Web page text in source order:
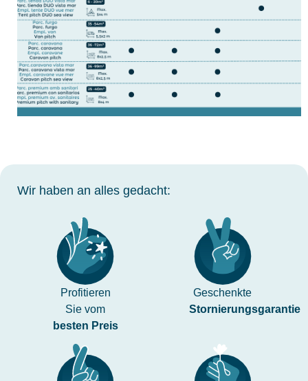
Wir haben an alles gedacht:
Profitieren
Sie vom
besten Preis
Geschenkte
Stornierungsgarantie